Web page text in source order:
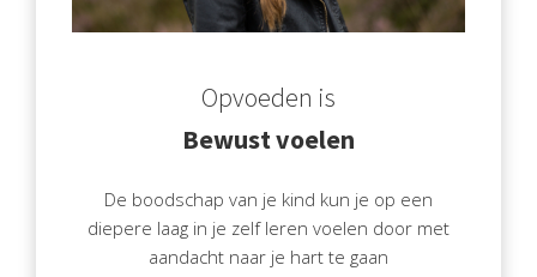
Opvoeden is
Bewust voelen
De boodschap van je kind kun je op een
diepere laag in je zelf leren voelen door met
aandacht naar je hart te gaan